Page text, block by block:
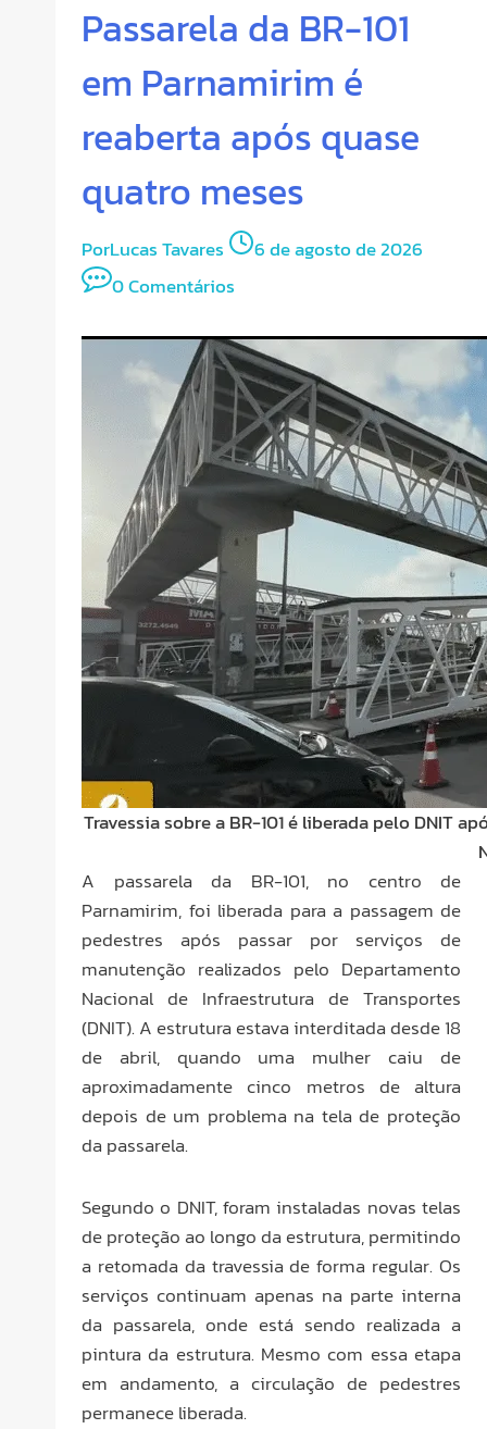
Passarela da BR-101
em Parnamirim é
reaberta após quase
quatro meses
PorLucas Tavares
6 de agosto de 2026
0 Comentários
Travessia sobre a BR-101 é liberada pelo DNIT
A passarela da BR-101, no centro de
Parnamirim, foi liberada para a passagem de
pedestres após passar por serviços de
manutenção realizados pelo Departamento
Nacional de Infraestrutura de Transportes
(DNIT). A estrutura estava interditada desde 18
de abril, quando uma mulher caiu de
aproximadamente cinco metros de altura
depois de um problema na tela de proteção
da passarela.
Segundo o DNIT, foram instaladas novas telas
de proteção ao longo da estrutura, permitindo
a retomada da travessia de forma regular. Os
serviços continuam apenas na parte interna
da passarela, onde está sendo realizada a
pintura da estrutura. Mesmo com essa etapa
em andamento, a circulação de pedestres
permanece liberada.